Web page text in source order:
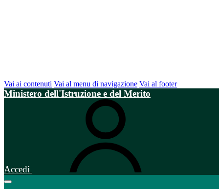
Vai ai contenuti Vai al menu di navigazione Vai al footer
Ministero dell'Istruzione e del Merito
Accedi